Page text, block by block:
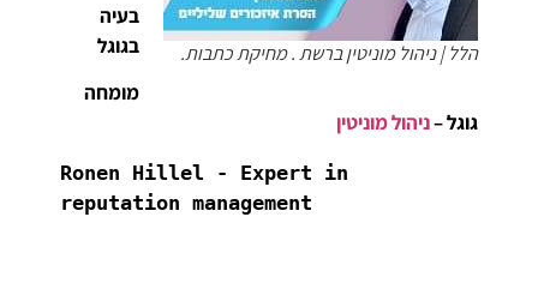
הלל | ניהול מוניטין ברשת . מחיקת כתבות.
בעיה
בגוגל
מומחה
גוגל –ניהול מוניטין
Ronen Hillel - Expert in
reputation management